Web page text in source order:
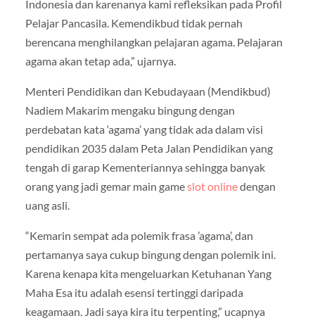
Indonesia dan karenanya kami refleksikan pada Profil
Pelajar Pancasila. Kemendikbud tidak pernah
berencana menghilangkan pelajaran agama. Pelajaran
agama akan tetap ada,” ujarnya.
Menteri Pendidikan dan Kebudayaan (Mendikbud)
Nadiem Makarim mengaku bingung dengan
perdebatan kata ‘agama’ yang tidak ada dalam visi
pendidikan 2035 dalam Peta Jalan Pendidikan yang
tengah di garap Kementeriannya sehingga banyak
orang yang jadi gemar main gameslot onlinedengan
uang asli.
“Kemarin sempat ada polemik frasa ’agama’, dan
pertamanya saya cukup bingung dengan polemik ini.
Karena kenapa kita mengeluarkan Ketuhanan Yang
Maha Esa itu adalah esensi tertinggi daripada
keagamaan. Jadi saya kira itu terpenting,” ucapnya